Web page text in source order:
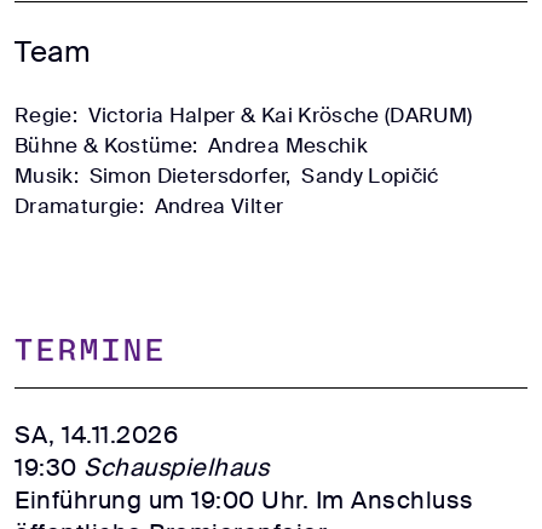
Team
Regie: Victoria Halper & Kai Krösche (DARUM)
Bühne & Kostüme: Andrea Meschik
Musik: Simon Dietersdorfer, Sandy Lopičić
Dramaturgie: Andrea Vilter
TERMINE
SA, 14.11.2026
19:30 Schauspielhaus
Einführung um 19:00 Uhr. Im Anschluss